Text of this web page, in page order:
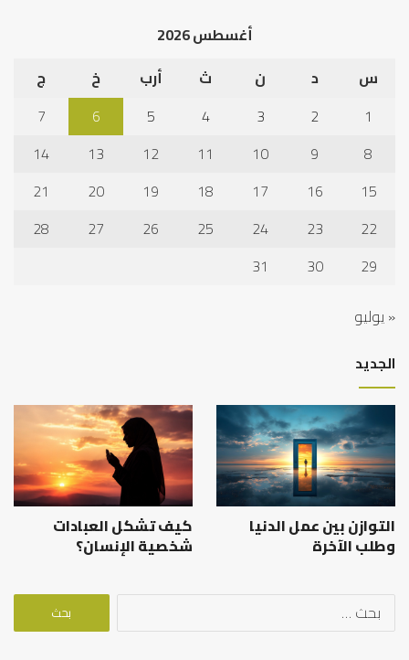
أغسطس 2026
س
د ن ث أرب خ
ج
1
2
3
4
5
6
7
8
9
10
11
12
13
14
15
16
17
18
19
20
21
22
23
24
25
26
27
28
29
30
31
« يوليو
الجديد
التوازن بين عمل الدنيا
وطلب الآخرة
كيف تشكل العبادات
شخصية الإنسان؟
البحث